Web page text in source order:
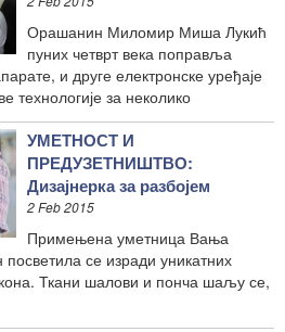
Орашанин Миломир Миша Лукић
пуних четврт века поправља
и друге електронске уређаје
технологије за неколико
УМЕТНОСТ И
ПРЕДУЗЕТНИШТВО:
Дизајнерка за разбојем
2 Feb 2015
Примењена уметница Вања
се изради уникатних
Ткани шалови и понча шаљу се,